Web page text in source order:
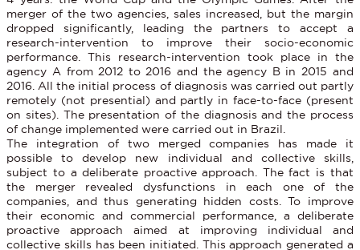
merger of the two agencies, sales increased, but the margin
dropped significantly, leading the partners to accept a
research-intervention to improve their socio-economic
performance. This research-intervention took place in the
agency A from 2012 to 2016 and the agency B in 2015 and
2016. All the initial process of diagnosis was carried out partly
remotely (not presential) and partly in face-to-face (present
on sites). The presentation of the diagnosis and the process
of change implemented were carried out in Brazil.
The integration of two merged companies has made it
possible to develop new individual and collective skills,
subject to a deliberate proactive approach. The fact is that
the merger revealed dysfunctions in each one of the
companies, and thus generating hidden costs. To improve
their economic and commercial performance, a deliberate
proactive approach aimed at improving individual and
collective skills has been initiated. This approach generated a